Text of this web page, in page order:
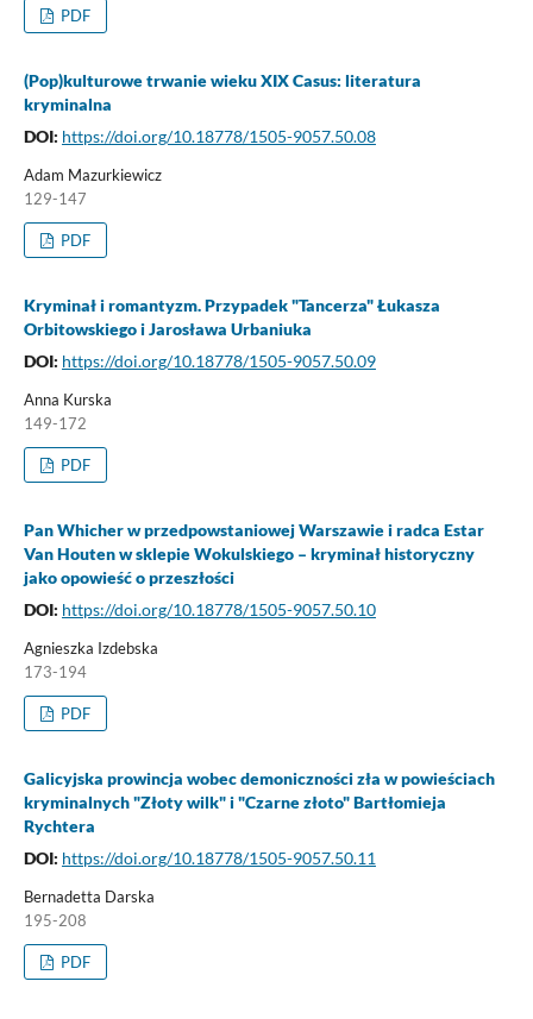
PDF
(Pop)kulturowe trwanie wieku XIX Casus: literatura
kryminalna
DOI: https://doi.org/10.18778/1505-9057.50.08
Adam Mazurkiewicz
129-147
PDF
Kryminał i romantyzm. Przypadek "Tancerza" Łukasza
Orbitowskiego i Jarosława Urbaniuka
DOI: https://doi.org/10.18778/1505-9057.50.09
Anna Kurska
149-172
PDF
Pan Whicher w przedpowstaniowej Warszawie i radca Estar
Van Houten w sklepie Wokulskiego – kryminał historyczny
jako opowieść o przeszłości
DOI: https://doi.org/10.18778/1505-9057.50.10
Agnieszka Izdebska
173-194
PDF
Galicyjska prowincja wobec demoniczności zła w powieściach
kryminalnych "Złoty wilk" i "Czarne złoto" Bartłomieja
Rychtera
DOI: https://doi.org/10.18778/1505-9057.50.11
Bernadetta Darska
195-208
PDF